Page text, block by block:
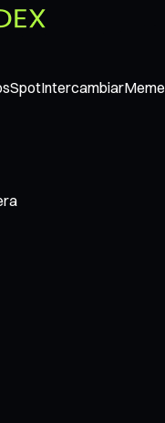
SpotIntercambiarMeme